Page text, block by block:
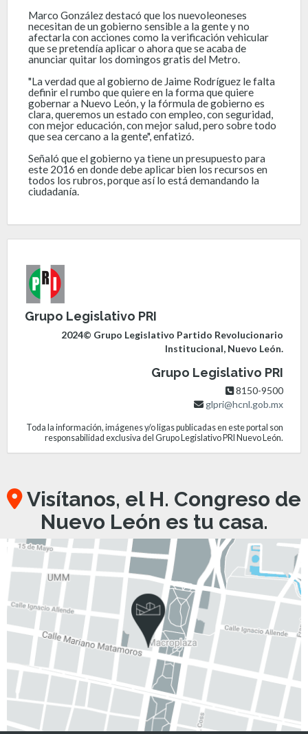
Marco González destacó que los nuevoleoneses
necesitan de un gobierno sensible a la gente y no
afectarla con acciones como la verificación vehicular
que se pretendía aplicar o ahora que se acaba de
anunciar quitar los domingos gratis del Metro.
"La verdad que al gobierno de Jaime Rodríguez le falta
definir el rumbo que quiere en la forma que quiere
gobernar a Nuevo León, y la fórmula de gobierno es
clara, queremos un estado con empleo, con seguridad,
con mejor educación, con mejor salud, pero sobre todo
que sea cercano a la gente", enfatizó.
Señaló que el gobierno ya tiene un presupuesto para
este 2016 en donde debe aplicar bien los recursos en
todos los rubros, porque así lo está demandando la
ciudadanía.
Grupo Legislativo PRI
2024© Grupo Legislativo Partido Revolucionario
Institucional, Nuevo León.
Grupo Legislativo PRI
8150-9500
glpri@hcnl.gob.mx
Toda la información, imágenes y/o ligas publicadas en este portal son
responsabilidad exclusiva del Grupo Legislativo PRI Nuevo León.
Visítanos, el H. Congreso de
Nuevo León es tu casa.